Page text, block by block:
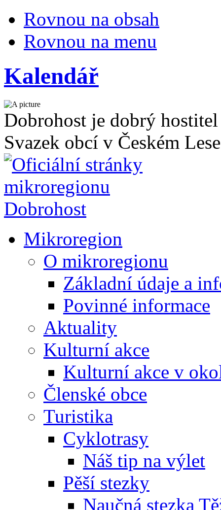
Rovnou na obsah
Rovnou na menu
Kalendář
Dobrohost je dobrý hostitel
Svazek obcí v Českém Lese
Mikroregion
O mikroregionu
Základní údaje a
Povinné informace
Aktuality
Kulturní akce
Kulturní akce v
Členské obce
Turistika
Cyklotrasy
Náš tip na výlet
Pěší stezky
Naučná stezka